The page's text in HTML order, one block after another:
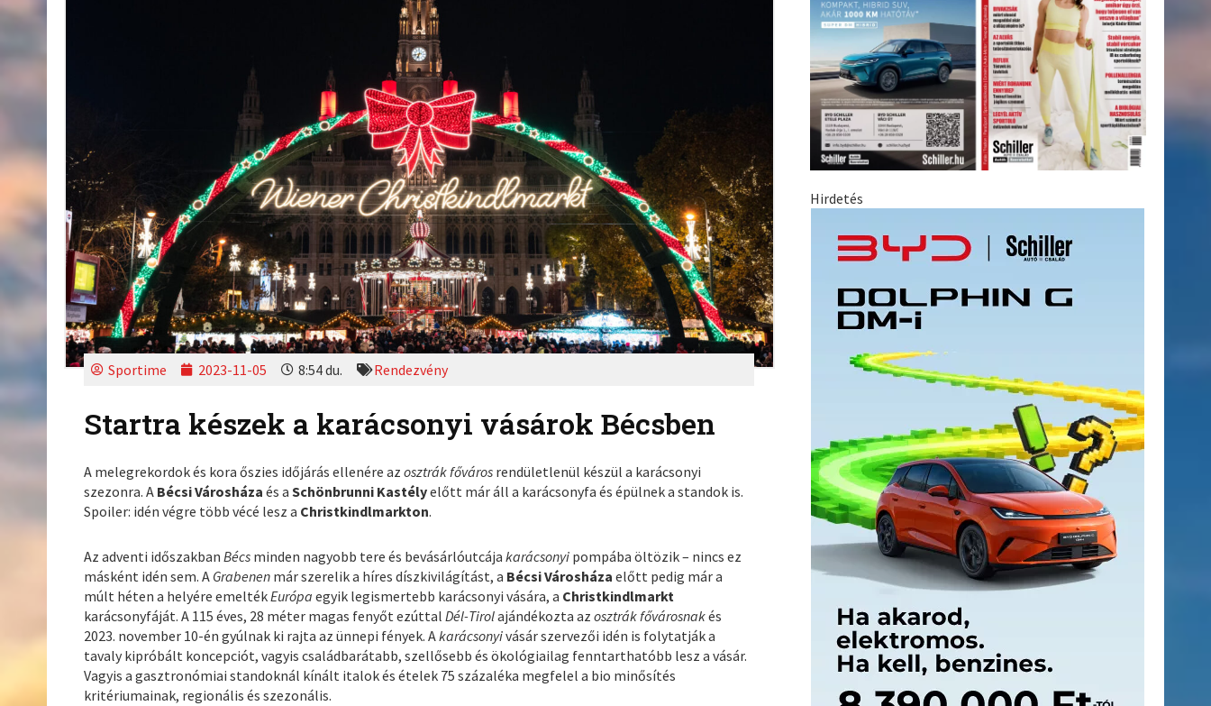
Sportime 2023-11-05 8:54 du. Rendezvény
Startra készek a karácsonyi vásárok Bécsben
A melegrekordok és kora őszies időjárás ellenére azosztrák főváros rendületlenül készül a karácsonyi
szezonra. A Bécsi Városházaés aSchönbrunni Kastélyelőtt már áll a karácsonyfa és épülnek a standok is.
Spoiler: idén végre több vécé lesz a Christkindlmarkton.
Az adventi időszakbanBécs minden nagyobb tere és bevásárlóutcájakarácsonyi pompába öltözik – nincs ez
másként idén sem. A Grabenen már szerelik a híres díszkivilágítást, a Bécsi Városházaelőtt pedig már a
múlt héten a helyére emeltékEurópaegyik legismertebb karácsonyi vására, a Christkindlmarkt
karácsonyfáját. A 115 éves, 28 méter magas fenyőt ezúttalDél-Tirolajándékozta azosztrák fővárosnakés
2023. november 10-én gyúlnak ki rajta az ünnepi fények. Akarácsonyivásár szervezői idén is folytatják a
tavaly kipróbált koncepciót, vagyis családbarátabb, szellősebb és ökológiailag fenntarthatóbb lesz a vásár.
Vagyis a gasztronómiai standoknál kínált italok és ételek 75 százaléka megfelel a bio minősítés
kritériumainak, regionális és szezonális.
Hirdetés